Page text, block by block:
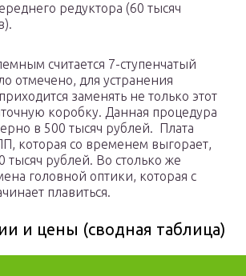
редуктора (60 тысяч
считается 7-ступенчатый
отмечено, для устранения
заменять не только этот
коробку. Данная процедура
в 500 тысяч рублей. Плата
которая со временем выгорает,
тысяч рублей. Во столько же
головной оптики, которая с
плавиться.
и цены (сводная таблица)